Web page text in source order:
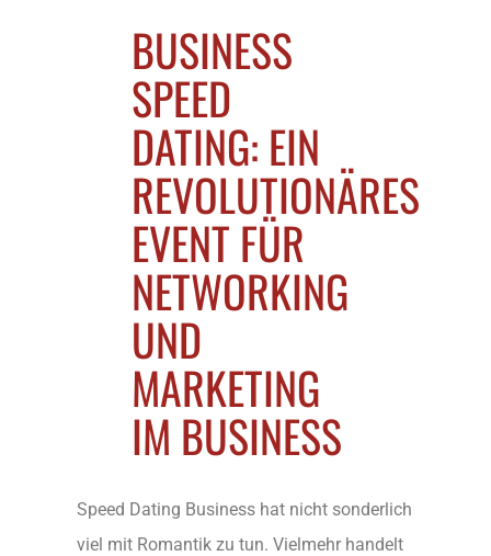
BUSINESS
SPEED
DATING: EIN
REVOLUTIONÄRES
EVENT FÜR
NETWORKING
UND
MARKETING
IM BUSINESS
Speed Dating Business hat nicht sonderlich
viel mit Romantik zu tun. Vielmehr handelt